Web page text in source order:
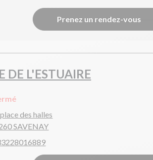
Prenez un rendez-vous
DE L'ESTUAIRE
des halles
SAVENAY